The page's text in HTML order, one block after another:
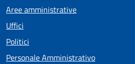
Aree amministrative
Uffici
Politici
Personale Amministrativo